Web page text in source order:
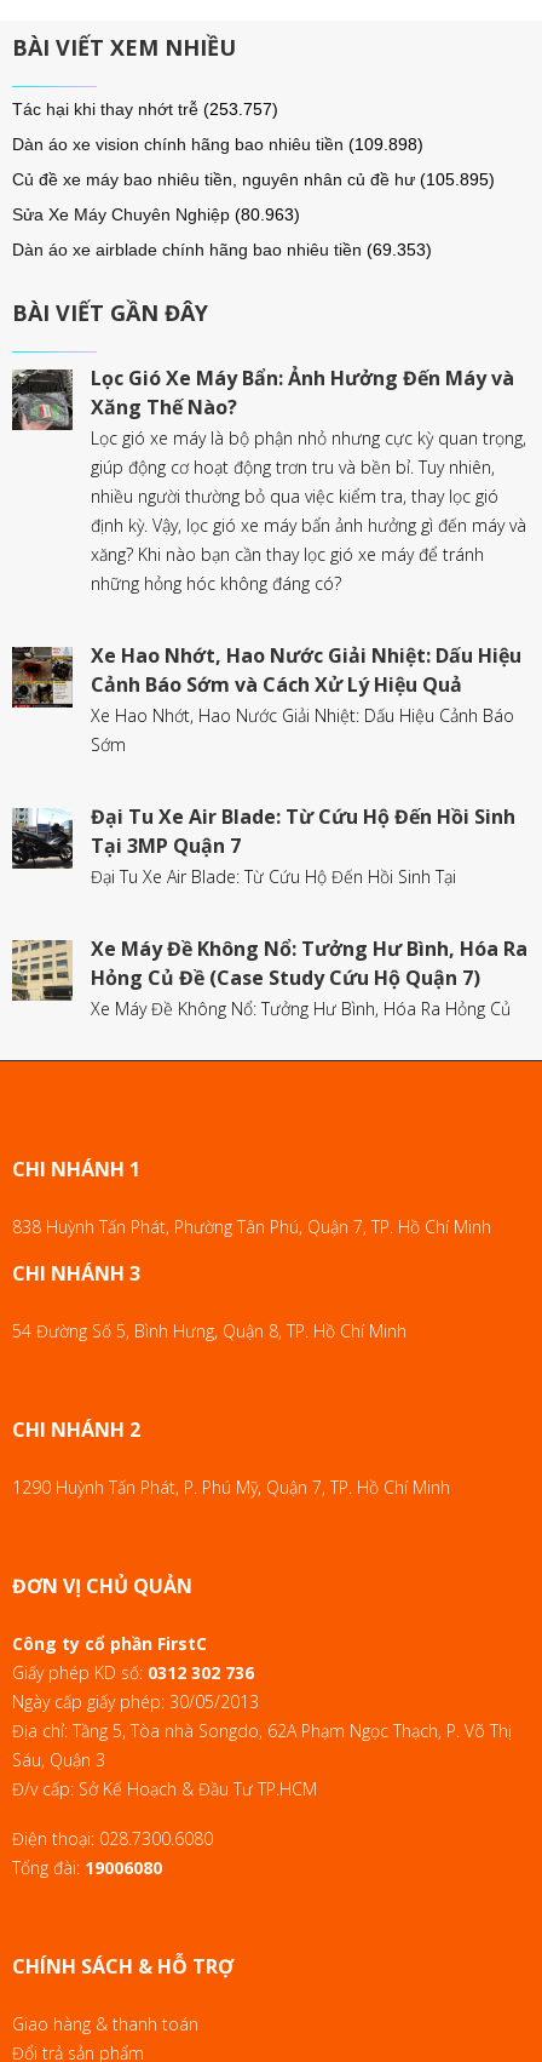
BÀI VIẾT XEM NHIỀU
Tác hại khi thay nhớt trễ (253.757)
Dàn áo xe vision chính hãng bao nhiêu tiền (109.898)
Củ đề xe máy bao nhiêu tiền, nguyên nhân củ đề hư (105.895)
Sửa Xe Máy Chuyên Nghiệp (80.963)
Dàn áo xe airblade chính hãng bao nhiêu tiền (69.353)
BÀI VIẾT GẦN ĐÂY
Lọc Gió Xe Máy Bẩn: Ảnh Hưởng Đến Máy và
Xăng Thế Nào?
Lọc gió xe máy là bộ phận nhỏ nhưng cực kỳ quan trọng,
giúp động cơ hoạt động trơn tru và bền bỉ. Tuy nhiên,
nhiều người thường bỏ qua việc kiểm tra, thay lọc gió
định kỳ. Vậy, lọc gió xe máy bẩn ảnh hưởng gì đến máy và
xăng? Khi nào bạn cần thay lọc gió xe máy để tránh
những hỏng hóc không đáng có?
Xe Hao Nhớt, Hao Nước Giải Nhiệt: Dấu Hiệu
Cảnh Báo Sớm và Cách Xử Lý Hiệu Quả
Xe Hao Nhớt, Hao Nước Giải Nhiệt: Dấu Hiệu Cảnh Báo
Sớm
Đại Tu Xe Air Blade: Từ Cứu Hộ Đến Hồi Sinh
Tại 3MP Quận 7
Đại Tu Xe Air Blade: Từ Cứu Hộ Đến Hồi Sinh Tại
Xe Máy Đề Không Nổ: Tưởng Hư Bình, Hóa Ra
Hỏng Củ Đề (Case Study Cứu Hộ Quận 7)
Xe Máy Đề Không Nổ: Tưởng Hư Bình, Hóa Ra Hỏng Củ
CHI NHÁNH 1
838 Huỳnh Tấn Phát, Phường Tân Phú, Quận 7, TP. Hồ Chí Minh
CHI NHÁNH 3
54 Đường Số 5, Bình Hưng, Quận 8, TP. Hồ Chí Minh
CHI NHÁNH 2
1290 Huỳnh Tấn Phát, P. Phú Mỹ, Quận 7, TP. Hồ Chí Minh
ĐƠN VỊ CHỦ QUẢN
Công ty cổ phần FirstC
Giấy phép KD số: 0312 302 736
Ngày cấp giấy phép: 30/05/2013
Địa chỉ: Tầng 5, Tòa nhà Songdo, 62A Phạm Ngọc Thạch, P. Võ Thị
Sáu, Quận 3
Đ/v cấp: Sở Kế Hoạch & Đầu Tư TP.HCM
Điện thoại: 028.7300.6080
Tổng đài: 19006080
CHÍNH SÁCH & HỖ TRỢ
Giao hàng & thanh toán
Đổi trả sản phẩm